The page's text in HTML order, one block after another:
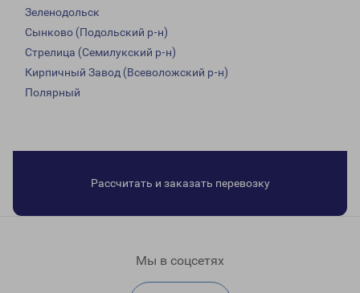
Зеленодольск
Сынково (Подольский р-н)
Стрелица (Семилукский р-н)
Кирпичный Завод (Всеволожский р-н)
Полярный
Рассчитать и заказать перевозку
Мы в соцсетях